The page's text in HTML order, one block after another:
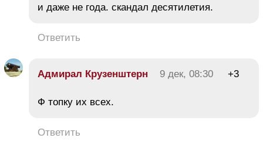
и даже не года. скандал десятилетия.
Ответить
Адмирал Крузенштерн 9 дек, 08:30 +3
Ф топку их всех.
Ответить